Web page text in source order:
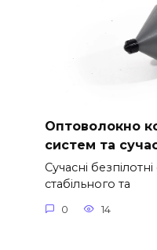
Оптоволокно
систем та
Сучасні
стабільного та
0 14